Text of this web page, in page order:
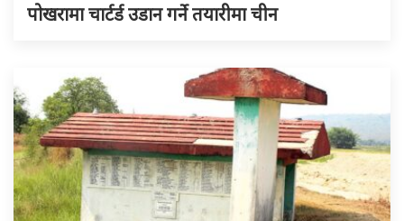
पोखरामा चार्टर्ड उडान गर्ने तयारीमा चीन